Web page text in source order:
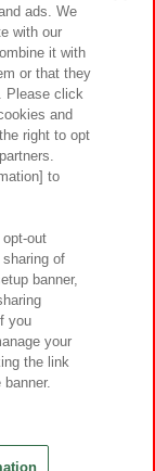
ポリシー
方針と検証結果
・お問い合わせ
ads. We
with our
it with
or that they
Please click
and
right to opt
to
out
of
banner,
you
your
the link